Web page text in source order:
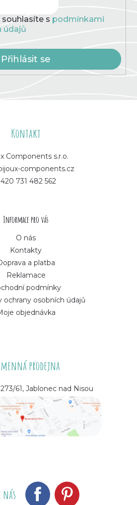
v
ý
i
s
s podmínkami
údajů
Přihlásit se
Kontakt
Components s.r.o.
components.cz
731 482 562
Informace pro vás
O nás
Kontakty
a platba
Reklamace
podmínky
ochrany osobních údajů
objednávka
prodejna
61, Jablonec nad Nisou